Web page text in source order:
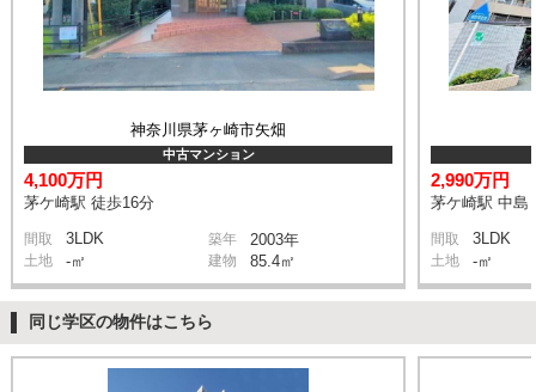
神奈川県茅ヶ崎市矢畑
中古マンション
4,100万円
茅ケ崎駅 徒歩16分
間取 3LDK 築年 2003年
土地 -㎡ 建物 85.4㎡
2,990万円
茅ケ崎駅 中島
間取 3LDK
土地 -㎡
同じ学区の物件はこちら